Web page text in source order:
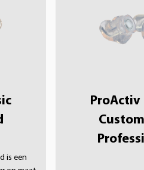
is een
ProActiv